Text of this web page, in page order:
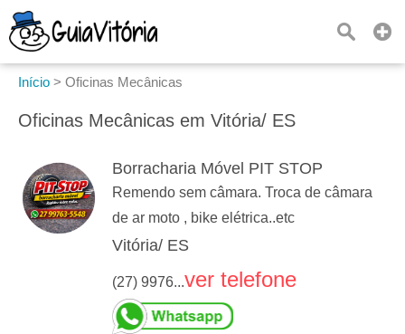
Início > Oficinas Mecânicas
Oficinas Mecânicas em Vitória/ ES
Borracharia Móvel PIT STOP
Remendo sem câmara. Troca de câmara
de ar moto , bike elétrica..etc
Vitória/ ES
(27) 9976...ver telefone